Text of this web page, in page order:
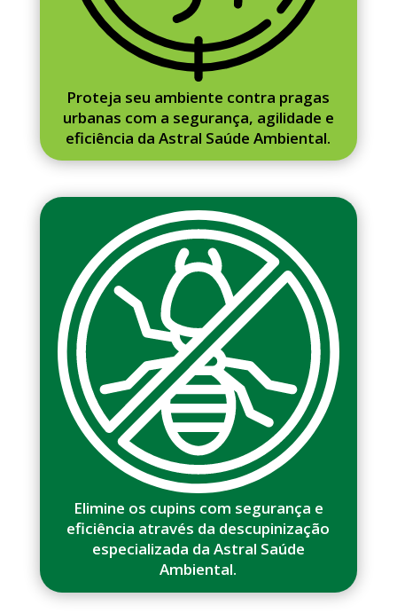
Proteja seu ambiente contra pragas
urbanas com a segurança, agilidade e
eficiência da Astral Saúde Ambiental.
Elimine os cupins com segurança e
eficiência através da descupinização
especializada da Astral Saúde
Ambiental.